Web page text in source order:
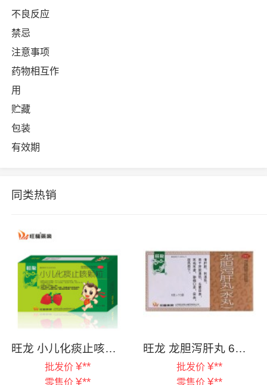
不良反应
禁忌
注意事项
药物相互作
用
贮藏
包装
有效期
同类热销
旺龙 小儿化痰止咳颗粒 5g*10袋
批发价 ¥**
零售价 ¥**
旺龙 龙胆泻肝丸 6克×10袋
批发价 ¥**
零售价 ¥**